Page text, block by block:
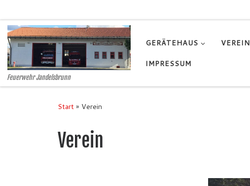
Feuerwehr Jandelsbrunn
GERÄTEHAUS VEREIN
IMPRESSUM
Start» Verein
Verein